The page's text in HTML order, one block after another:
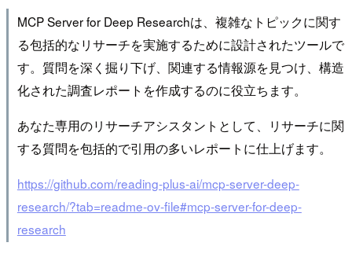
MCP Server for Deep Researchは、複雑なトピックに関す
る包括的なリサーチを実施するために設計されたツールで
す。質問を深く掘り下げ、関連する情報源を見つけ、構造
化された調査レポートを作成するのに役立ちます。
あなた専用のリサーチアシスタントとして、リサーチに関
する質問を包括的で引用の多いレポートに仕上げます。
https://github.com/reading-plus-ai/mcp-server-deep-
research/?tab=readme-ov-file#mcp-server-for-deep-
research